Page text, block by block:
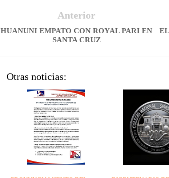
Anterior
HUANUNI EMPATO CON ROYAL PARI EN
SANTA CRUZ
Otras noticias: